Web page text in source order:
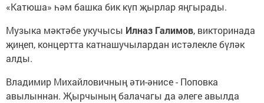
«Катюша» һәм башка бик күп җырлар яңгырады.
Музыка мәктәбе укучысы Илназ Галимов, викторинада
җиңеп, концертта катнашучылардан истәлекле бүләк
алды.
Владимир Михайловичның әти-әнисе - Поповка
авылыннан. Җырчының балачагы да әлеге авылда